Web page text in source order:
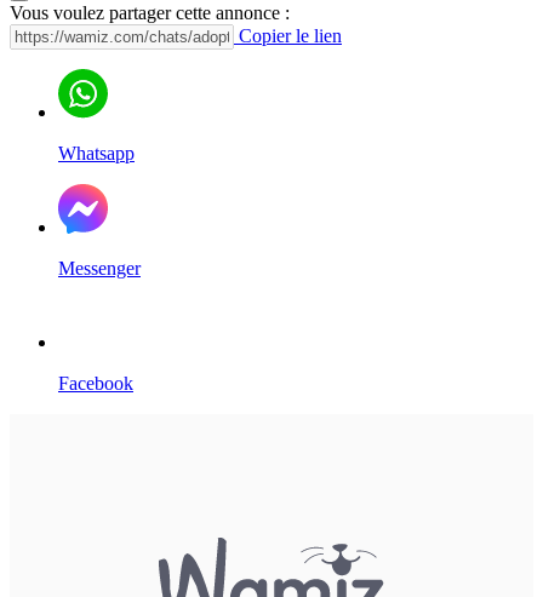
Vous voulez partager cette annonce :
Copier le lien
Whatsapp
Messenger
Facebook